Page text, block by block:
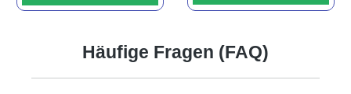
Häufige Fragen (FAQ)